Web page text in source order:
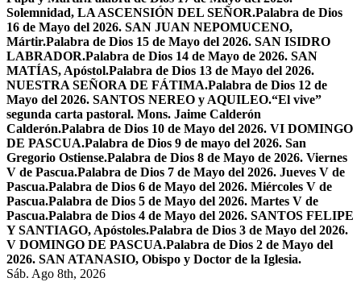
Solemnidad, LA ASCENSIÓN DEL SEÑOR.Palabra de Dios
16 de Mayo del 2026. SAN JUAN NEPOMUCENO,
Mártir.Palabra de Dios 15 de Mayo del 2026. SAN ISIDRO
LABRADOR.Palabra de Dios 14 de Mayo de 2026. SAN
MATÍAS, Apóstol.Palabra de Dios 13 de Mayo del 2026.
NUESTRA SEÑORA DE FÁTIMA.Palabra de Dios 12 de
Mayo del 2026. SANTOS NEREO y AQUILEO.“El vive”
segunda carta pastoral. Mons. Jaime Calderón
Calderón.Palabra de Dios 10 de Mayo del 2026. VI DOMINGO
DE PASCUA.Palabra de Dios 9 de mayo del 2026. San
Gregorio Ostiense.Palabra de Dios 8 de Mayo de 2026. Viernes
V de Pascua.Palabra de Dios 7 de Mayo del 2026. Jueves V de
Pascua.Palabra de Dios 6 de Mayo del 2026. Miércoles V de
Pascua.Palabra de Dios 5 de Mayo del 2026. Martes V de
Pascua.Palabra de Dios 4 de Mayo del 2026. SANTOS FELIPE
Y SANTIAGO, Apóstoles.Palabra de Dios 3 de Mayo del 2026.
V DOMINGO DE PASCUA.Palabra de Dios 2 de Mayo del
2026. SAN ATANASIO, Obispo y Doctor de la Iglesia.
Sáb. Ago 8th, 2026